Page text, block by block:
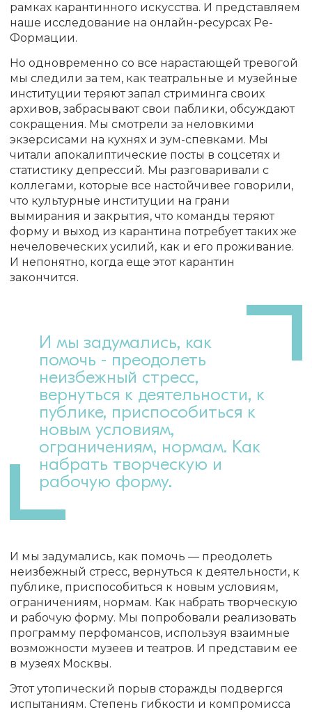
рамках карантинного искусства. И представляем
наше исследование на онлайн-ресурсах Ре-
Формации.
Но одновременно со все нарастающей тревогой
мы следили за тем, как театральные и музейные
институции теряют запал стриминга своих
архивов, забрасывают свои паблики, обсуждают
сокращения. Мы смотрели за неловкими
экзерсисами на кухнях и зум-спевками. Мы
читали апокалиптические посты в соцсетях и
статистику депрессий. Мы разговаривали с
коллегами, которые все настойчивее говорили,
что культурные институции на грани
вымирания и закрытия, что команды теряют
форму и выход из карантина потребует таких же
нечеловеческих усилий, как и его проживание.
И непонятно, когда еще этот карантин
закончится.
И мы задумались, как
помочь - преодолеть
неизбежный стресс,
вернуться к деятельности, к
публике, приспособиться к
новым условиям,
ограничениям, нормам. Как
набрать творческую и
рабочую форму.
И мы задумались, как помочь — преодолеть
неизбежный стресс, вернуться к деятельности, к
публике, приспособиться к новым условиям,
ограничениям, нормам. Как набрать творческую
и рабочую форму. Мы попробовали реализовать
программу перфомансов, используя взаимные
возможности музеев и театров. И представим ее
в музеях Москвы.
Этот утопический порыв сторажды подвергся
испытаниям. Степень гибкости и компромисса